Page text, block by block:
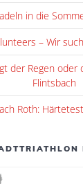
in die
– Wir
der Regen oder
Flintsbach
Roth: